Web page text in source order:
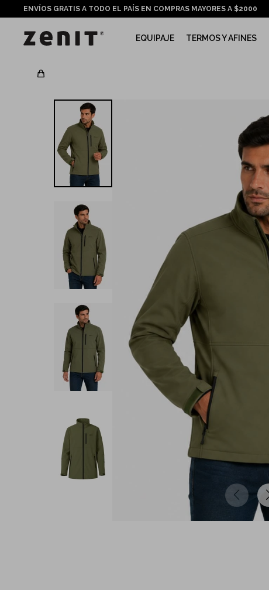
EQUIPAJE TERMOS Y AFINES
ENVÍOS GRATIS A TODO EL PAÍS EN COMPRAS MAYORES A $2000